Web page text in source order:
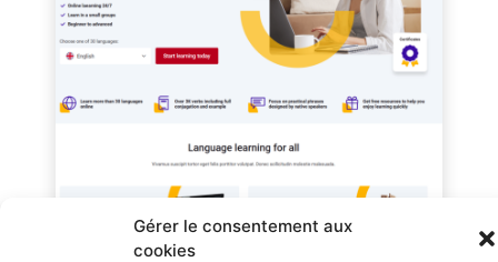
Gérer le consentement aux
cookies